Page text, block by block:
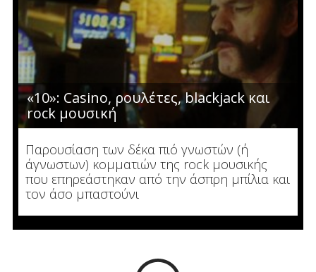
«10»: Casino, ρουλέτες, blackjack και
rock μουσική
Παρουσίαση των δέκα πιό γνωστών (ή
άγνωστων) κομματιών της rock μουσικής
που επηρεάστηκαν από την άσπρη μπίλια και
τον άσο μπαστούνι